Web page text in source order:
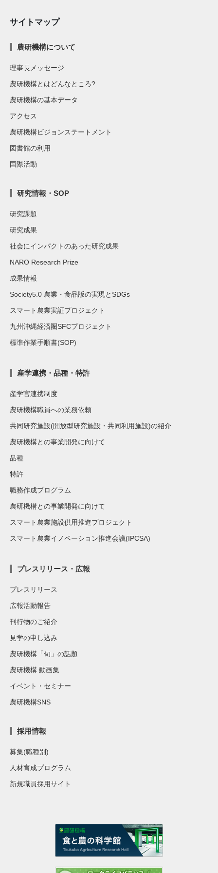
サイトマップ
農研機構について
理事長メッセージ
農研機構とはどんなところ?
農研機構の基本データ
アクセス
農研機構ビジョンステートメント
図書館の利用
国際活動
研究情報・SOP
研究課題
研究成果
社会にインパクトのあった研究成果
NARO Research Prize
成果情報
Society5.0 農業・食品版の実現とSDGs
スマート農業実証プロジェクト
九州沖縄経済圏SFCプロジェクト
標準作業手順書(SOP)
産学連携・品種・特許
産学官連携制度
農研機構職員への業務依頼
共同研究施設(開放型研究施設・共同利用施設)の紹介
農研機構との事業開発に向けて
品種
特許
職務作成プログラム
農研機構との事業開発に向けて
スマート農業施設供用推進プロジェクト
スマート農業イノベーション推進会議(IPCSA)
プレスリリース・広報
プレスリリース
広報活動報告
刊行物のご紹介
見学の申し込み
農研機構「旬」の話題
農研機構 動画集
イベント・セミナー
農研機構SNS
採用情報
募集(職種別)
人材育成プログラム
新規職員採用サイト